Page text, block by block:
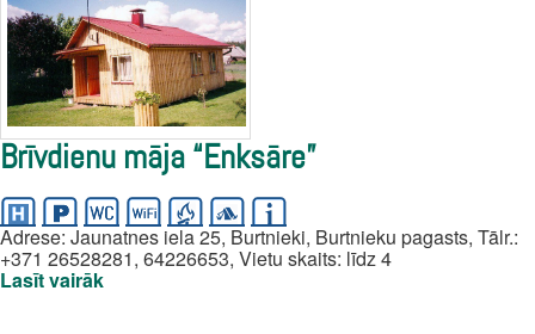
Brīvdienu māja “Enksāre”
Adrese: Jaunatnes iela 25, Burtnieki, Burtnieku pagasts, Tālr.:
+371 26528281, 64226653, Vietu skaits: līdz 4
Lasīt vairāk